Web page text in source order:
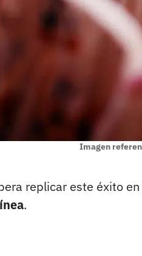
Imagen
replicar este éxito
.